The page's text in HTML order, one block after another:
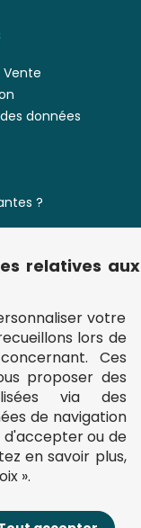
Vente
données
?
à partir de 45 €.
des puzzles de
2026
relatives aux
votre
lors de
Ces
proposer des
via des
de navigation
d'accepter ou de
en savoir plus,
».